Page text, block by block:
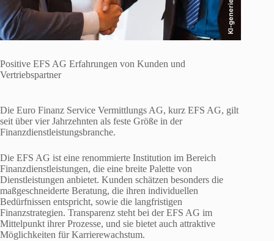
KI-generiert
Positive EFS AG Erfahrungen von Kunden und
Vertriebspartner
Die Euro Finanz Service Vermittlungs AG, kurz EFS AG, gilt
seit über vier Jahrzehnten als feste Größe in der
Finanzdienstleistungsbranche.
Die EFS AG ist eine renommierte Institution im Bereich
Finanzdienstleistungen, die eine breite Palette von
Dienstleistungen anbietet. Kunden schätzen besonders die
maßgeschneiderte Beratung, die ihren individuellen
Bedürfnissen entspricht, sowie die langfristigen
Finanzstrategien. Transparenz steht bei der EFS AG im
Mittelpunkt ihrer Prozesse, und sie bietet auch attraktive
Möglichkeiten für Karrierewachstum.